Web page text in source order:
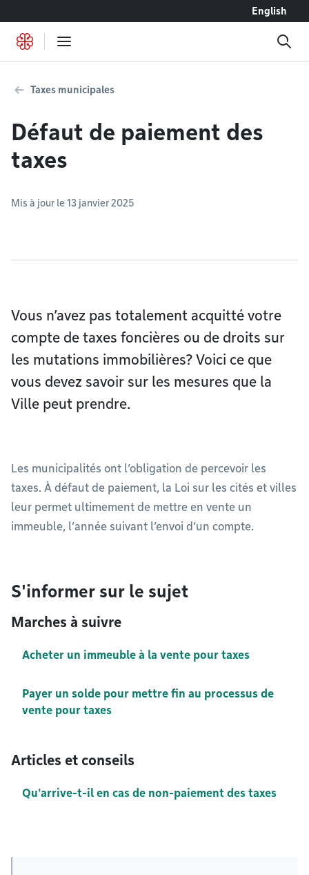
English
Taxes municipales
Défaut de paiement des
taxes
Mis à jour le 13 janvier 2025
Vous n’avez pas totalement acquitté votre
compte de taxes foncières ou de droits sur
les mutations immobilières? Voici ce que
vous devez savoir sur les mesures que la
Ville peut prendre.
Les municipalités ont l’obligation de percevoir les
taxes. À défaut de paiement, la Loi sur les cités et villes
leur permet ultimement de mettre en vente un
immeuble, l’année suivant l’envoi d’un compte.
S'informer sur le sujet
Marches à suivre
Acheter un immeuble à la vente pour taxes
Payer un solde pour mettre fin au processus de
vente pour taxes
Articles et conseils
Qu'arrive-t-il en cas de non-paiement des taxes